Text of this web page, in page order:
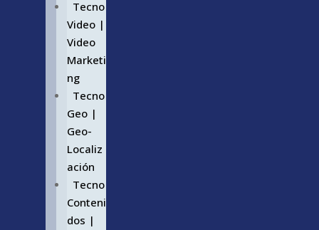
Tecno
Video |
Video
Marketi
ng
Tecno
Geo |
Geo-
Localiz
ación
Tecno
Conteni
dos |